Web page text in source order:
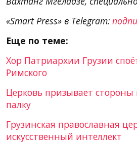
«Smart Press» в Telegram:
Еще по теме:
Хор Патриархии Грузии
Римского
Церковь призывает стороны
палку
Грузинская православная
искусственный интеллект